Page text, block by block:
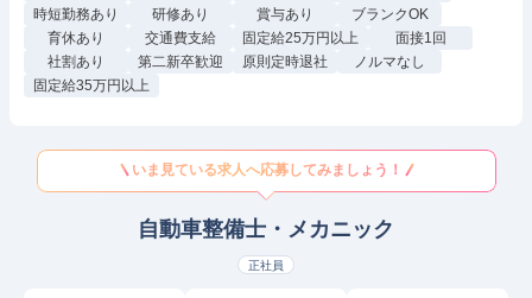
時短勤務あり
研修あり 賞与あり
ブランクOK
育休あり
交通費支給 固定給25万円以上
面接1回
社割あり
第二新卒歓迎 原則定時退社
ノルマなし
固定給35万円以上
いま見ている求人へ応募してみましょう！
自動車整備士・メカニック
正社員